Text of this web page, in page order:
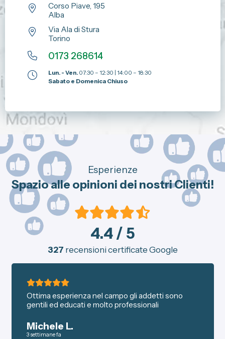
Corso Piave, 195
Alba
Via Ala di Stura
Torino
0173 268614
Lun. - Ven. 07:30 – 12:30 | 14:00 – 18:30
Sabato e Domenica Chiuso
Esperienze
Spazio alle opinioni dei nostri Clienti!
4.4/ 5
327 recensioni certificate Google
Ottima esperienza nel campo gli addetti sono
gentili ed educati e molto professionali
Michele L.
3 settimane fa